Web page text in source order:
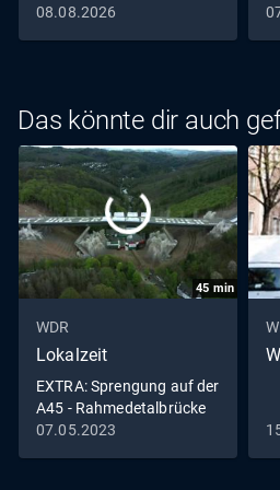
08.08.2026
Das könnte dir auch
45 min
WDR
Lokalzeit
EXTRA: Sprengung auf der
A45 - Rahmedetalbrücke
in Lüdenscheid fällt
07.05.2023